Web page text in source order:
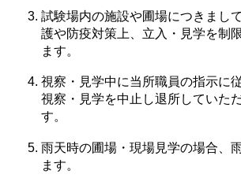
試験場内の施設や圃場につきまし
護や防疫対策上、立入・見学を制
ます。
視察・見学中に当所職員の指示に
視察・見学を中止し退所していた
す。
雨天時の圃場・現場見学の場合、
ます。